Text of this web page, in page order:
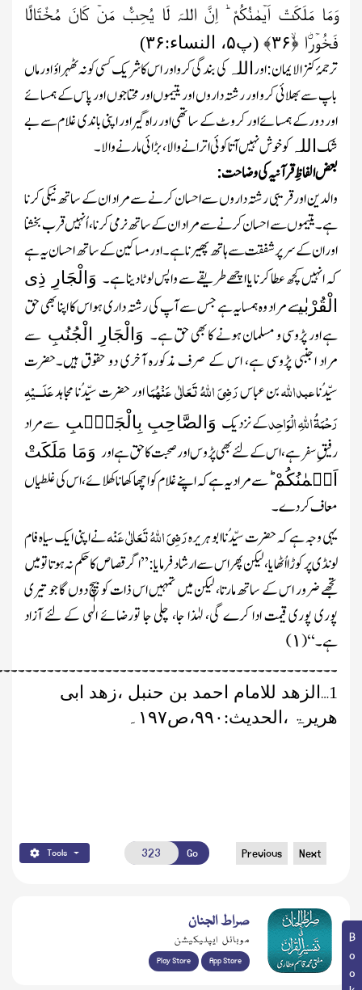
وَمَا مَلَکَتْ اَیۡمٰنُکُمْ ؕ اِنَّ اللہَ لَا یُحِبُّ مَنۡ کَانَ مُخْتَالًا
فَخُوۡرَۨا ﴿ۙ۳۶﴾ (پ۵، النساء:۳۶)
ترجمۂ کنز الایمان :اوراللہ کی بندگی کرو اور اس کا شریک کسی کو نہ ٹھہراؤ اور ماں
باپ سے بھلائی کرو اور رشتہ داروں اور یتیموں اور محتاجوں اور پاس کے ہمسائے
اور دور کے ہمسائے اور کروٹ کے ساتھی اور راہ گیر اور اپنی باندی غلام سے بے
شکاللہکو خوش نہیں آتا کوئی اترانے والا، بڑائی مارنے والا۔
بعض الفاظِ قرآنیہ کی وضاحت :
والدین اور قریبی رشتہ داروں سے احسان کرنے سے مراد ان کے ساتھ نیکی کرنا
ہے۔ یتیموں سے احسان کرنے سے مراد ان کے ساتھ نرمی کرنا، اُنہیں قرب بخشنا
اوران کے سر پر شفقت سے ہاتھ پھیرنا ہے۔ اورمساکین کے ساتھ احسان یہ ہے
کہ انہیں کچھ عطا کرنا یا اچھے طریقے سے واپس لوٹا دینا ہے۔ وَالْجَارِ ذِی
الْقُرْبٰیسے مراد وہ ہمسایہ ہے جس سے آپ کی رشتہ داری ہو اس کا اپنا بھی حق
ہے اور پڑوسی و مسلمان ہونے کا بھی حق ہے۔ وَالْجَارِ الْجُنُبِ سے
مراد اجنبی پڑوسی ہے، اس کے صرف مذکورہ آخری دو حقوق ہیں۔حضرت
سیِّدُناعبداللہبن عباسرَضِیَ اللہُ تَعَالٰی عَنْہُمَااور حضرت سیِّدُنا مجاہدعَلَـــیْہِ
رَحْمَۃُ اللہِ الْوَاحِدکے نزدیک وَالصَّاحِبِ بِالْجَنۡۢبِ سے مراد
رفیقِ سفر ہے، اس کے لئے بھی پڑوس اور صحبت کا حق ہے اور وَمَا مَلَکَتْ
اَیۡمٰنُکُمْ ؕسے مراد یہ ہے کہ اپنے غلام کو اچھا کھانا کھلائے، اس کی غلطیاں
معاف کر دے۔
یہی وجہ ہے کہ حضرت سیِّدُناابو ہریرہرَضِیَ اللہُ تَعَالٰی عَنْہنے اپنی ایک سیاہ فام
لونڈی پر کوڑا اُٹھایا، لیکن پھر اس سے ارشاد فرمایا: ’’اگر قصاص کا حکم نہ ہوتا تو میں
تجھے ضرور اس کے ساتھ مارتا، لیکن میں تمہیں اس ذات کو بیچ دوں گا جو تیری
پوری پوری قیمت ادا کرے گی، لہٰذا جا، چلی جا تورضائے الٰہی کے لئے آزاد
ہے۔‘‘(۱)
1
…الزھد للامام احمد بن حنبل ،زھد ابی
ھریرۃ ،الحدیث: ۹۹۰،ص۱۹۷ ۔
Tools Go Previous Next
صراط الجنان
موبائل ایپلیکیشن
Play Store App Store